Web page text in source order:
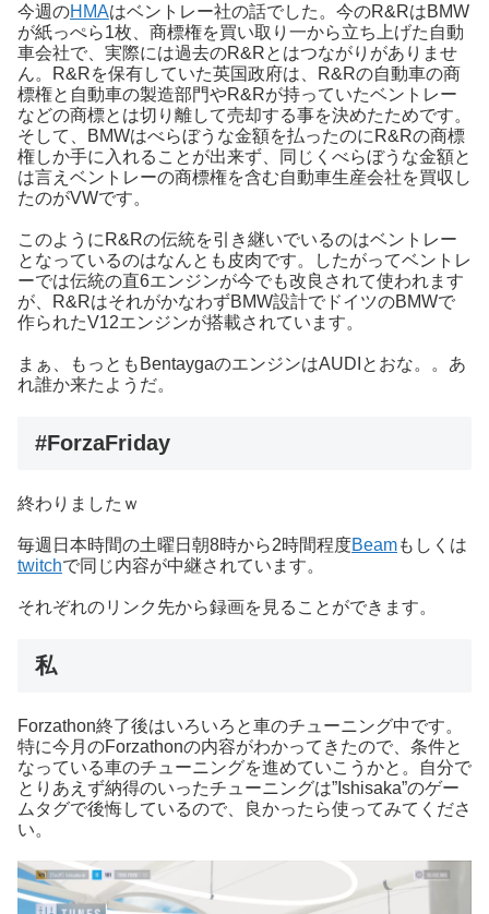
今週のHMAはベントレー社の話でした。今のR&RはBMW
が紙っぺら1枚、商標権を買い取り一から立ち上げた自動
車会社で、実際には過去のR&Rとはつながりがありませ
ん。R&Rを保有していた英国政府は、R&Rの自動車の商
標権と自動車の製造部門やR&Rが持っていたベントレー
などの商標とは切り離して売却する事を決めたためです。
そして、BMWはべらぼうな金額を払ったのにR&Rの商標
権しか手に入れることが出来ず、同じくべらぼうな金額と
は言えベントレーの商標権を含む自動車生産会社を買収し
たのがVWです。
このようにR&Rの伝統を引き継いでいるのはベントレー
となっているのはなんとも皮肉です。したがってベントレ
ーでは伝統の直6エンジンが今でも改良されて使われます
が、R&RはそれがかなわずBMW設計でドイツのBMWで
作られたV12エンジンが搭載されています。
まぁ、もっともBentaygaのエンジンはAUDIとおな。。あ
れ誰か来たようだ。
#ForzaFriday
終わりましたｗ
毎週日本時間の土曜日朝8時から2時間程度Beamもしくは
twitchで同じ内容が中継されています。
それぞれのリンク先から録画を見ることができます。
私
Forzathon終了後はいろいろと車のチューニング中です。
特に今月のForzathonの内容がわかってきたので、条件と
なっている車のチューニングを進めていこうかと。自分で
とりあえず納得のいったチューニングは”Ishisaka”のゲー
ムタグで後悔しているので、良かったら使ってみてくださ
い。